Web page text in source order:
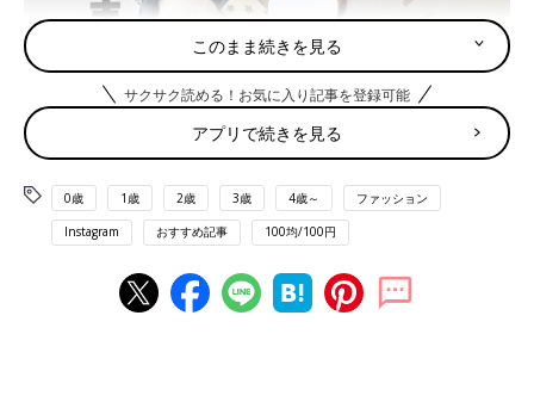
このまま続きを見る
サクサク読める！お気に入り記事を登録可能
アプリで続きを見る
0歳 1歳 2歳 3歳 4歳～ ファッション
Instagram おすすめ記事 100均/100円